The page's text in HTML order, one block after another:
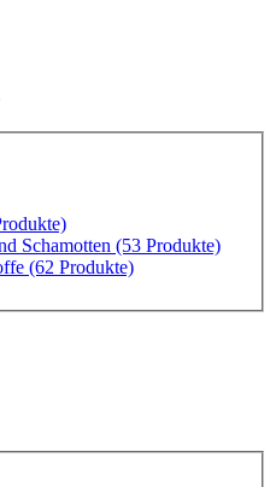
Schamotten (53 Produkte)
(62 Produkte)